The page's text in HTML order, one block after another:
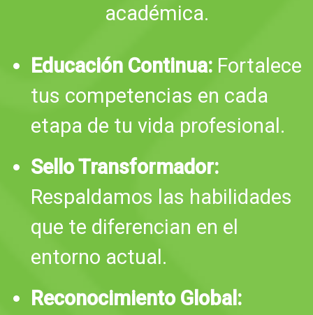
académica.
Educación Continua: Fortalece
tus competencias en cada
etapa de tu vida profesional.
Sello Transformador:
Respaldamos las habilidades
que te diferencian en el
entorno actual.
Reconocimiento Global: